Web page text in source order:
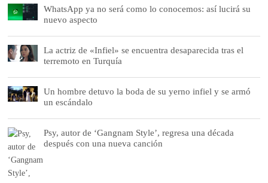
WhatsApp ya no será como lo conocemos: así lucirá su
nuevo aspecto
La actriz de «Infiel» se encuentra desaparecida tras el
terremoto en Turquía
Un hombre detuvo la boda de su yerno infiel y se armó
un escándalo
Psy, autor de ‘Gangnam Style’, regresa una década
después con una nueva canción